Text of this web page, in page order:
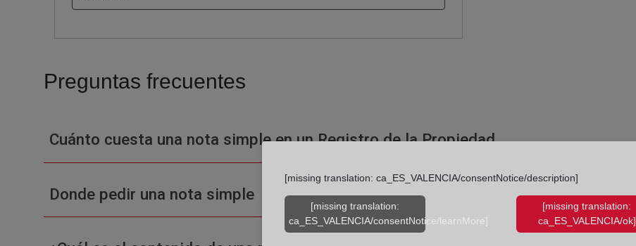
Preguntas frecuentes
Cuánto cuesta una nota simple en un Registro de la Propiedad
Donde pedir una nota simple
[missing translation: ca_ES_VALENCIA/consentNotice/description]
[missing translation:
ca_ES_VALENCIA/consentNotice/learnMore]
[missing translation:
ca_ES_VALENCIA/ok]